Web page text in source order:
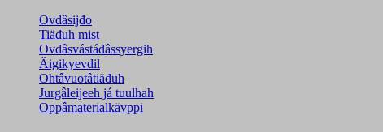
Ovdâsijđo
Tiäđuh mist
Ovdâsvástádâssyergih
Äigikyevdil
Ohtâvuotâtiäđuh
Jurgâleijeeh já tuulhah
Oppâmaterialkävppi